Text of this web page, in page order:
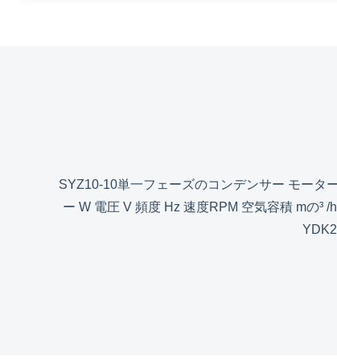
SYZ10-10単一フェーズのコンデンサー モータ
ー W 電圧 V 頻度 Hz 速度RPM 空気容積 mの³